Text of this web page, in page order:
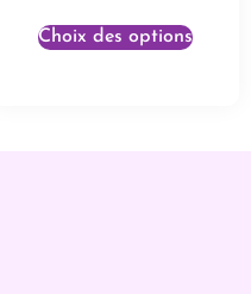
Choix des options